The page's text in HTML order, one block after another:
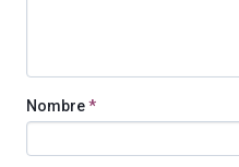
Nombre*